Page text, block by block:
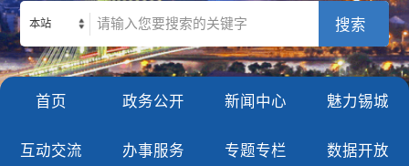
本站
首页 政务公开 新闻中心 魅力锡城
互动交流 办事服务 专题专栏 数据开放